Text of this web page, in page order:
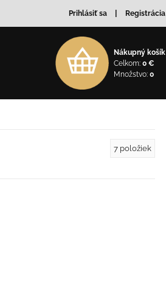
Prihlásiť sa Registrácia
Nákupný košík
Celkom: 0 €
Množstvo: 0
7 položiek